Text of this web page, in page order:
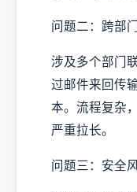
问题二：跨部
涉及多个部门
过邮件来回传
本。流程复杂
严重拉长。
问题三：安全